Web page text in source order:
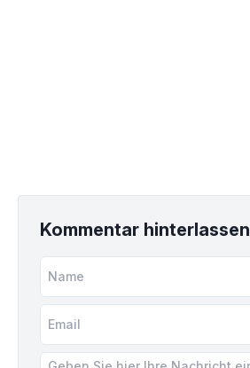
Kommentar hinterlassen